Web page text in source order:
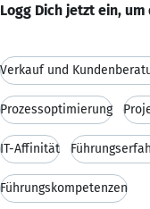
Logg Dich jetzt ein,
Verkauf und
Prozessoptimierung
IT-Affinität
Führungskompetenzen